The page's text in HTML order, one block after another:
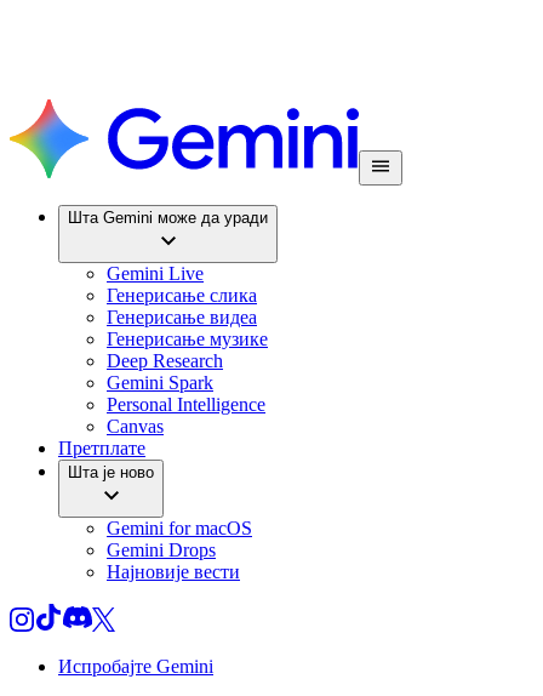
Шта Gemini може да уради
Gemini Live
Генерисање слика
Генерисање видеа
Генерисање музике
Deep Research
Gemini Spark
Personal Intelligence
Canvas
Претплате
Шта је ново
Gemini for macOS
Gemini Drops
Најновије вести
Испробајте Gemini